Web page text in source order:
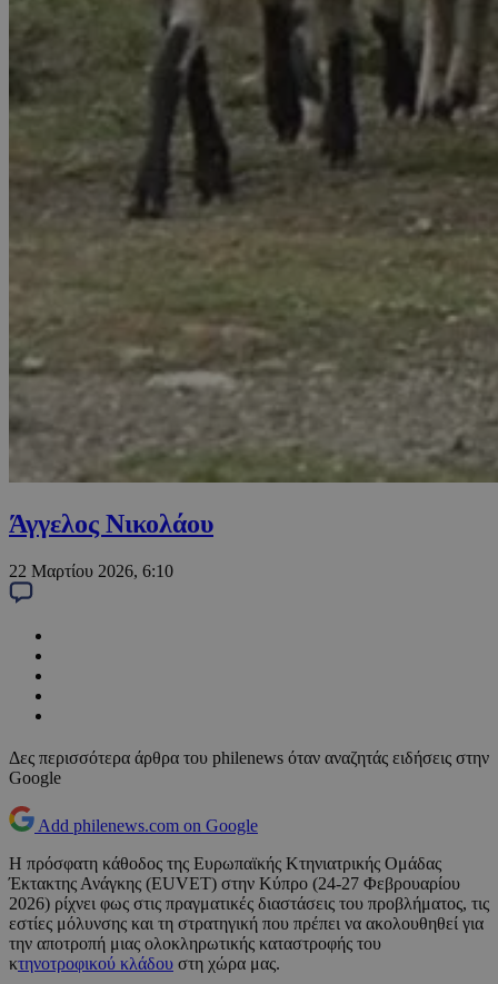
Άγγελος Νικολάου
22 Μαρτίου 2026, 6:10
Δες περισσότερα άρθρα του philenews όταν αναζητάς ειδήσεις στην
Google
Add philenews.com on Google
Η πρόσφατη κάθοδος της Ευρωπαϊκής Κτηνιατρικής Ομάδας
Έκτακτης Ανάγκης (EUVET) στην Κύπρο (24-27 Φεβρουαρίου
2026) ρίχνει φως στις πραγματικές διαστάσεις του προβλήματος, τις
εστίες μόλυνσης και τη στρατηγική που πρέπει να ακολουθηθεί για
την αποτροπή μιας ολοκληρωτικής καταστροφής του
κτηνοτροφικού κλάδου στη χώρα μας.